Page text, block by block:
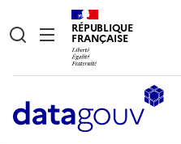
RÉPUBLIQUE
FRANÇAISE